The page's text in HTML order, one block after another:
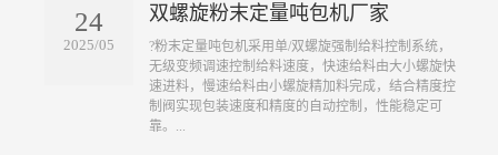
24
2025/05
双螺旋粉末定量吨包机厂家
?粉末定量吨包机采用单/双螺旋强制给料控制系统，
无级变频调速控制给料速度，快速给料由大小螺旋快
速进料，慢速给料由小螺旋精加料完成，结合精度控
制阀实现包装速度和精度的自动控制，性能稳定可
靠。...